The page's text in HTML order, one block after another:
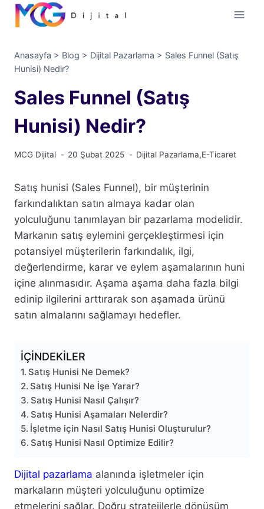
İçeriğe
geç
Anasayfa > Blog > Dijital Pazarlama > Sales Funnel (Satış
Hunisi) Nedir?
Sales Funnel (Satış
Hunisi) Nedir?
MCG Dijital 20 Şubat 2025 Dijital Pazarlama,E-Ticaret
Satış hunisi (Sales Funnel), bir müşterinin
farkındalıktan satın almaya kadar olan
yolculuğunu tanımlayan bir pazarlama modelidir.
Markanın satış eylemini gerçekleştirmesi için
potansiyel müşterilerin farkındalık, ilgi,
değerlendirme, karar ve eylem aşamalarının huni
içine alınmasıdır. Aşama aşama daha fazla bilgi
edinip ilgilerini arttırarak son aşamada ürünü
satın almalarını sağlamayı hedefler.
İÇİNDEKİLER
Satış Hunisi Ne Demek?
Satış Hunisi Ne İşe Yarar?
Satış Hunisi Nasıl Çalışır?
Satış Hunisi Aşamaları Nelerdir?
İşletme için Nasıl Satış Hunisi Oluşturulur?
Satış Hunisi Nasıl Optimize Edilir?
Dijital pazarlama alanında işletmeler için
markaların müşteri yolculuğunu optimize
etmelerini sağlar. Doğru stratejilerle dönüşüm